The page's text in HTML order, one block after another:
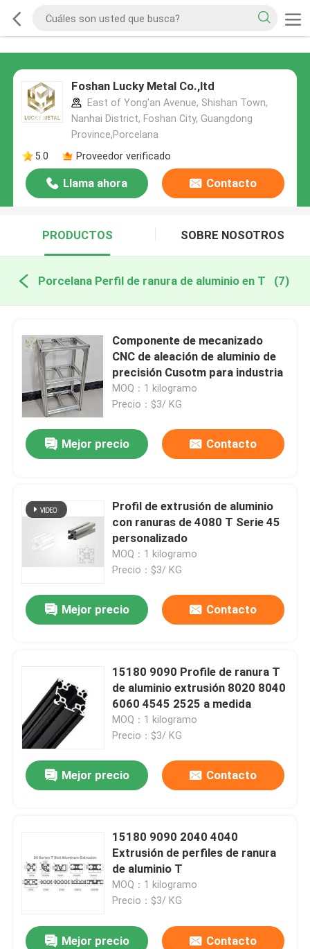
Foshan Lucky Metal Co.,ltd
East of Yong'an Avenue, Shishan Town,
Nanhai District, Foshan City, Guangdong
Province,Porcelana
5.0
Proveedor verificado
Llama ahora Contacto
PRODUCTOS SOBRE NOSOTROS
Porcelana Perfil de ranura de aluminio en T (7)
Componente de mecanizado
CNC de aleación de aluminio de
precisión Cusotm para industria
MOQ：1 kilogramo
Precio：$3/ KG
Mejor precio Contacto
Profil de extrusión de aluminio
con ranuras de 4080 T Serie 45
personalizado
MOQ：1 kilogramo
Precio：$3/ KG
Mejor precio Contacto
15180 9090 Profile de ranura T
de aluminio extrusión 8020 8040
6060 4545 2525 a medida
MOQ：1 kilogramo
Precio：$3/ KG
Mejor precio Contacto
15180 9090 2040 4040
Extrusión de perfiles de ranura
de aluminio T
MOQ：1 kilogramo
Precio：$3/ KG
Mejor precio Contacto